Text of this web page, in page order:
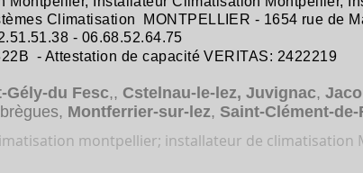
Climatisation MONTPELLIER - 1654 rue de
- 06.68.52.64.75
- Attestation de capacité VERITAS: 2422219
Gély-du Fesc,, Cstelnau-le-lez, Juvignac,
Montferrier-sur-lez, Saint-Clément-
montpellier; installateur de climatisation